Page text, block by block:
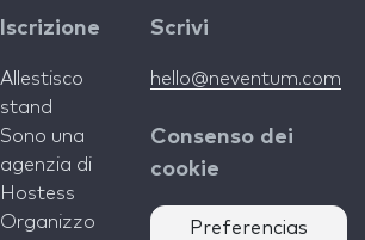
Iscrizione
Allestisco
stand
Sono una
agenzia di
Hostess
Organizzo
Scrivi
hello@neventum.com
Consenso dei
cookie
Preferencias